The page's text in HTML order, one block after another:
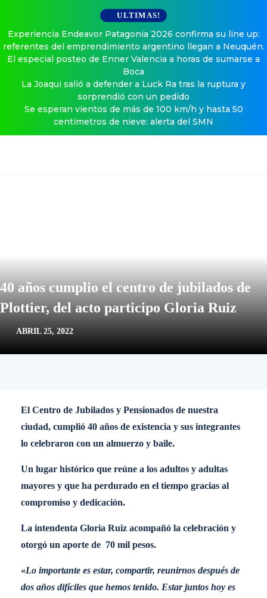
ULTIMAS!
Experiencia Endeavor Patagonia 2026 confirma su line up:
referentes del emprendimiento argentino llegan a Neuquén.
El especial posteo de Enner Valencia a horas de sumarse a
Boca
La Joaqui salió a defender a Luck Ra tras la ruptura y
sorprendió con un pedido
Se esperan vientos de más de 100 km/h y hasta 50
centímetros de nieve: alerta del SMN
40 años cumplio el centro de jubilados de
Plottier, del acto participo Gloria Ruiz
ABRIL 25, 2022
El Centro de Jubilados y Pensionados de nuestra
ciudad, cumplió 40 años de existencia y sus integrantes
lo celebraron con un almuerzo y baile.
Un lugar histórico que reúne a los adultos y adultas
mayores y que ha perdurado en el tiempo gracias al
compromiso y dedicación.
La intendenta Gloria Ruiz acompañó la celebración y
otorgó un aporte de 70 mil pesos.
«Lo importante es estar, compartir, reunirnos después de
dos años difíciles que hemos tenido. Estar juntos hoy es